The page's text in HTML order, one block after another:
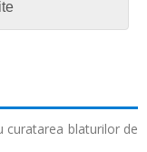
curatarea blaturilor de